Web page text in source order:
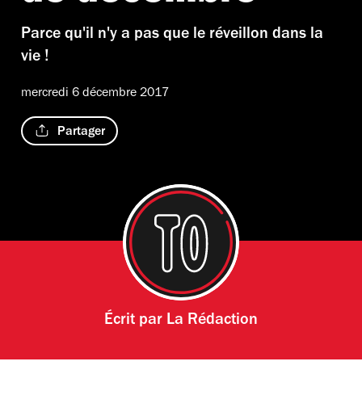
Parce qu'il n'y a pas que le réveillon dans la
vie !
mercredi 6 décembre 2017
Partager
Écrit par La Rédaction